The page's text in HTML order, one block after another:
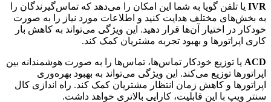
IVR یا تلفن گویا به شما این امکان را می‌دهد که تماس‌گیرندگان را
به بخش‌های مختلف هدایت کنید و اطلاعات مورد نیاز را به صورت
خودکار در اختیار آن‌ها قرار دهید. این ویژگی می‌تواند به کاهش بار
کاری اپراتورها و بهبود تجربه مشتریان کمک کند.
ACD یا توزیع خودکار تماس‌ها، تماس‌ها را به صورت هوشمندانه بین
اپراتورها توزیع می‌کند. این ویژگی می‌تواند به بهبود بهره‌وری
اپراتورها و کاهش زمان انتظار مشتریان کمک کند. راه اندازی کال
سنتر ویپ با این قابلیت، کارایی بالاتری خواهد داشت.